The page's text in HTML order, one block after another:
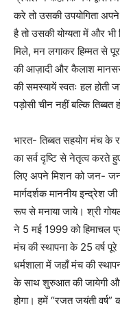
करे तो उसकी उपयोगिता
है तो उसकी योग्यता में और
मिले, मन लगाकर हिम्मत से
की आज़ादी और कैलाश
की समस्यायें स्वतः हल होती
पड़ोसी चीन नहीं बल्कि तिब्बत
भारत- तिब्बत सहयोग मंच के
का सर्व दृष्टि से नेतृत्व करते
लिए अपने मिशन को जन-
मार्गदर्शक माननीय इन्द्रेश
रूप से मनाया जाये। श्री
ने 5 मई 1999 को हिमाचल
मंच की स्थापना के 25 वर्ष
धर्मशाला में जहाँ मंच की
के साथ शुरुआत की जायेगी
होगा। हमें “रजत जयंती वर्ष”